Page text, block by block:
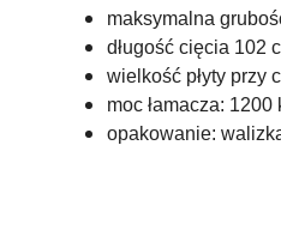
maksymalna
długość cięcia 102
wielkość płyty przy
moc łamacza: 1200
opakowanie: